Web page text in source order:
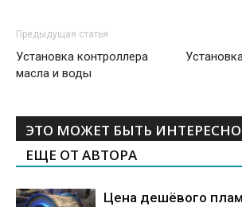
Предыдущая статья
Установка контроллера
масла и воды
ЭТО МОЖЕТ БЫТЬ ИНТЕРЕСНО
ЕЩЕ ОТ АВТОРА
Цена дешёвого